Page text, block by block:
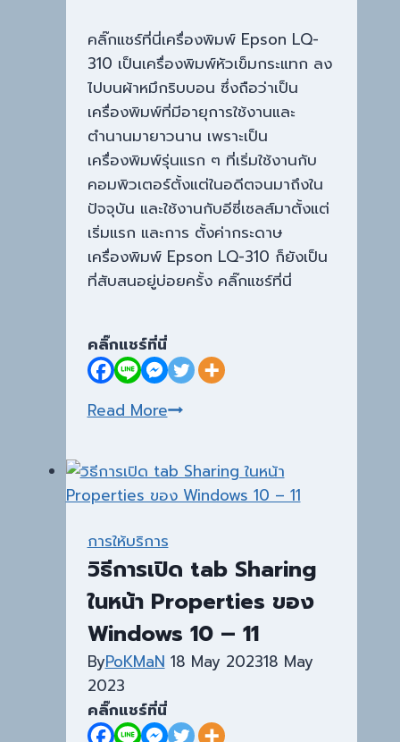
คลิ๊กแชร์ที่นี่เครื่องพิมพ์ Epson LQ-
310 เป็นเครื่องพิมพ์หัวเข็มกระแทก ลง
ไปบนผ้าหมึกริบบอน ซึ่งถือว่าเป็น
เครื่องพิมพ์ที่มีอายุการใช้งานและ
ตำนานมายาวนาน เพราะเป็น
เครื่องพิมพ์รุ่นแรก ๆ ที่เริ่มใช้งานกับ
คอมพิวเตอร์ตั้งแต่ในอดีตจนมาถึงใน
ปัจจุบัน และใช้งานกับอีซี่เซลส์มาตั้งแต่
เริ่มแรก และการ ตั้งค่ากระดาษ
เครื่องพิมพ์ Epson LQ-310 ก็ยังเป็น
ที่สับสนอยู่บ่อยครั้ง คลิ๊กแชร์ที่นี่
คลิ๊กแชร์ที่นี่
Read Moreตั้ง
เครื่องพิมพ์
Epson
310
การให้บริการ
วิธีการเปิด tab Sharing
ในหน้า Properties ของ
Windows 10 – 11
ByPoKMaN 18 May 202318 May
2023
คลิ๊กแชร์ที่นี่